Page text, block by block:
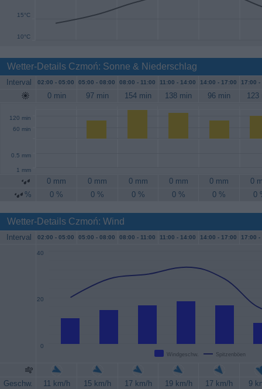
10°C
15°C
Wetter-Details Czmoń: Sonne & Niederschlag
Interval 02:00 - 05:00 05:00 - 08:00 08:00 - 11:00 11:00 - 14:00 14:00 - 17:00 17:00 -
0 min 97 min 154 min 138 min 96 min 123
60 min
120 min
0.5 mm
1 mm
0 mm 0 mm 0 mm 0 mm 0 mm
0
%
0 % 0 % 0 % 0 % 0 % 0
Wetter-Details Czmoń: Wind
Interval 02:00 - 05:00 05:00 - 08:00 08:00 - 11:00 11:00 - 14:00 14:00 - 17:00 17:00 -
Windgeschw. Spitzenböen
0
20
40
Geschw. 11 km/h 15 km/h 17 km/h 19 km/h 17 km/h
9